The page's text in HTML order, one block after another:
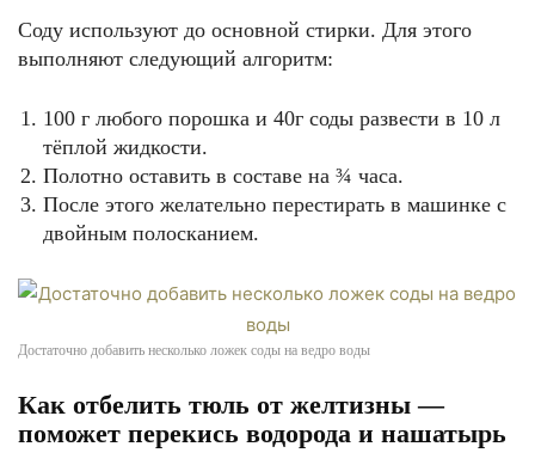
Соду используют до основной стирки. Для этого
выполняют следующий алгоритм:
100 г любого порошка и 40г соды развести в 10 л
тёплой жидкости.
Полотно оставить в составе на ¾ часа.
После этого желательно перестирать в машинке с
двойным полосканием.
Достаточно добавить несколько ложек соды на ведро воды
Как отбелить тюль от желтизны —
поможет перекись водорода и нашатырь